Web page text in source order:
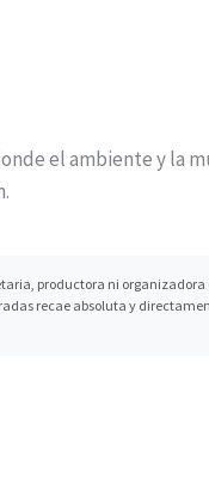
el ambiente y la
productora ni organizadora
recae absoluta y